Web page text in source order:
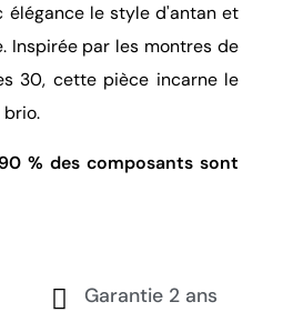
élégance le style d'antan et
Inspirée par les montres de
30, cette pièce incarne le
% des composants sont
Garantie 2 ans